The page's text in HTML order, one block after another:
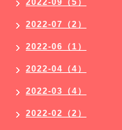
2022-09（5）
2022-07（2）
2022-06（1）
2022-04（4）
2022-03（4）
2022-02（2）